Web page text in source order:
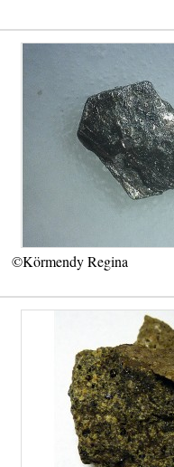
©Körmendy Regina